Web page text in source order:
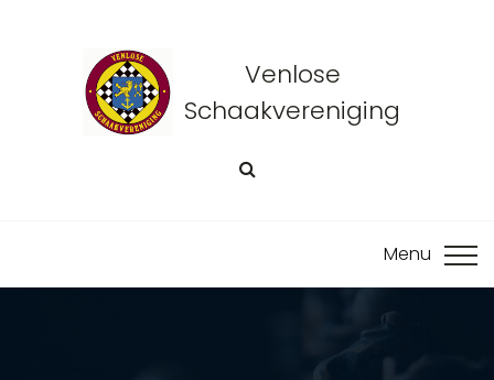
Venlose
Schaakvereniging